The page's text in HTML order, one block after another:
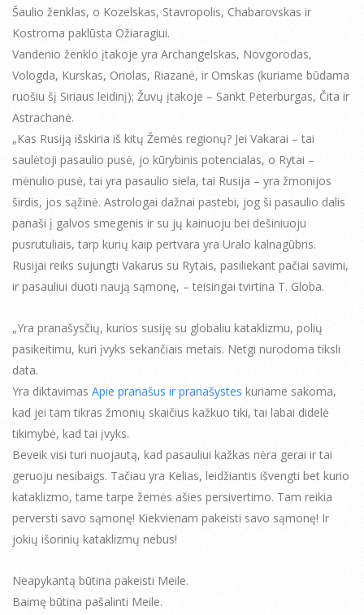
Šaulio ženklas, o Kozelskas, Stavropolis, Chabarovskas ir
Kostroma paklūsta Ožiaragiui.
Vandenio ženklo įtakoje yra Archangelskas, Novgorodas,
Vologda, Kurskas, Oriolas, Riazanė, ir Omskas (kuriame būdama
ruošiu šį Siriaus leidinį); Žuvų įtakoje – Sankt Peterburgas, Čita ir
Astrachanė.
„Kas Rusiją išskiria iš kitų Žemės regionų? Jei Vakarai – tai
saulėtoji pasaulio pusė, jo kūrybinis potencialas, o Rytai –
mėnulio pusė, tai yra pasaulio siela, tai Rusija – yra žmonijos
širdis, jos sąžinė. Astrologai dažnai pastebi, jog ši pasaulio dalis
panaši į galvos smegenis ir su jų kairiuoju bei dešiniuoju
pusrutuliais, tarp kurių kaip pertvara yra Uralo kalnagūbris.
Rusijai reiks sujungti Vakarus su Rytais, pasiliekant pačiai savimi,
ir pasauliui duoti naują sąmonę, – teisingai tvirtina T. Globa.
„Yra pranašysčių, kurios susiję su globaliu kataklizmu, polių
pasikeitimu, kuri įvyks sekančiais metais. Netgi nurodoma tiksli
data.
Yra diktavimas Apie pranašus ir pranašystes kuriame sakoma,
kad jei tam tikras žmonių skaičius kažkuo tiki, tai labai didelė
tikimybė, kad tai įvyks.
Beveik visi turi nuojautą, kad pasauliui kažkas nėra gerai ir tai
geruoju nesibaigs. Tačiau yra Kelias, leidžiantis išvengti bet kurio
kataklizmo, tame tarpe žemės ašies persivertimo. Tam reikia
perversti savo sąmonę! Kiekvienam pakeisti savo sąmonę! Ir
jokių išorinių kataklizmų nebus!
Neapykantą būtina pakeisti Meile.
Baimę būtina pašalinti Meile.